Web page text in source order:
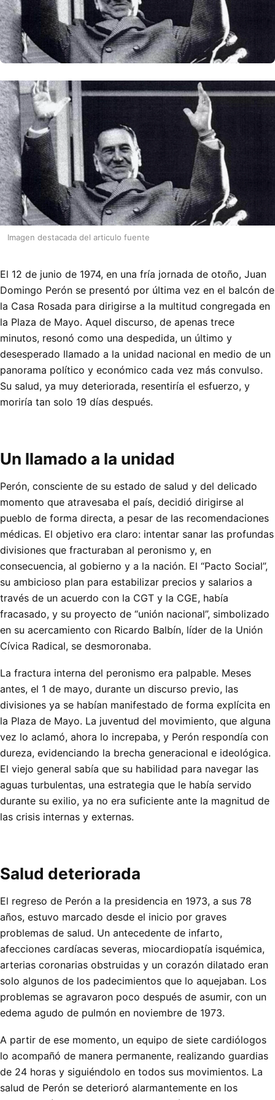
Imagen destacada del articulo fuente
El 12 de junio de 1974, en una fría jornada de otoño, Juan
Domingo Perón se presentó por última vez en el balcón de
la Casa Rosada para dirigirse a la multitud congregada en
la Plaza de Mayo. Aquel discurso, de apenas trece
minutos, resonó como una despedida, un último y
desesperado llamado a la unidad nacional en medio de un
panorama político y económico cada vez más convulso.
Su salud, ya muy deteriorada, resentiría el esfuerzo, y
moriría tan solo 19 días después.
Un llamado a la unidad
Perón, consciente de su estado de salud y del delicado
momento que atravesaba el país, decidió dirigirse al
pueblo de forma directa, a pesar de las recomendaciones
médicas. El objetivo era claro: intentar sanar las profundas
divisiones que fracturaban al peronismo y, en
consecuencia, al gobierno y a la nación. El “Pacto Social”,
su ambicioso plan para estabilizar precios y salarios a
través de un acuerdo con la CGT y la CGE, había
fracasado, y su proyecto de “unión nacional”, simbolizado
en su acercamiento con Ricardo Balbín, líder de la Unión
Cívica Radical, se desmoronaba.
La fractura interna del peronismo era palpable. Meses
antes, el 1 de mayo, durante un discurso previo, las
divisiones ya se habían manifestado de forma explícita en
la Plaza de Mayo. La juventud del movimiento, que alguna
vez lo aclamó, ahora lo increpaba, y Perón respondía con
dureza, evidenciando la brecha generacional e ideológica.
El viejo general sabía que su habilidad para navegar las
aguas turbulentas, una estrategia que le había servido
durante su exilio, ya no era suficiente ante la magnitud de
las crisis internas y externas.
Salud deteriorada
El regreso de Perón a la presidencia en 1973, a sus 78
años, estuvo marcado desde el inicio por graves
problemas de salud. Un antecedente de infarto,
afecciones cardíacas severas, miocardiopatía isquémica,
arterias coronarias obstruidas y un corazón dilatado eran
solo algunos de los padecimientos que lo aquejaban. Los
problemas se agravaron poco después de asumir, con un
edema agudo de pulmón en noviembre de 1973.
A partir de ese momento, un equipo de siete cardiólogos
lo acompañó de manera permanente, realizando guardias
de 24 horas y siguiéndolo en todos sus movimientos. La
salud de Perón se deterioró alarmantemente en los